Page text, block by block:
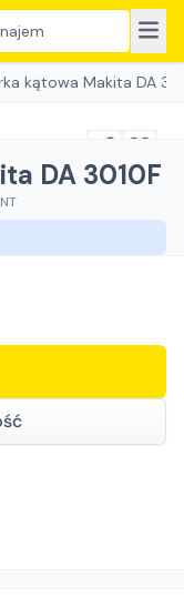
kątowa Makita DA
DA 3010F